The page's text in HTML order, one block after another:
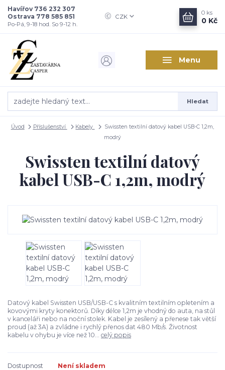
Menu
CZK
Hledat
Havířov 736 232 307
Ostrava 778 585 851
Po-Pá, 9-18 hod. So 9-12 h.
0 ks
0 Kč
Úvod Příslušenství Kabely
Swissten textilní datový kabel USB-C 1,2m,
modrý
Swissten textilní datový
kabel USB-C 1,2m, modrý
Datový kabel Swissten USB/USB-C s kvalitním textilním opletením a
kovovými kryty konektorů. Díky délce 1,2m je vhodný do auta, na stůl
v kanceláři nebo na noční stolek. Kabel je zesílený a přenese tak větší
proud (až 3A) a zvládne i rychlý přenos dat 480 Mb/s. Životnost
kabelu v ohybu je více než 10... celý popis
Dostupnost Není skladem